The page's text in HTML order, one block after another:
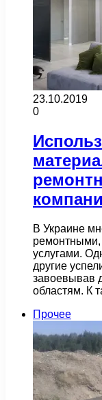
23.10.2019
0
В Украине
ремонтными,
услугами.
другие
завоевывав
областям. К
Прочее